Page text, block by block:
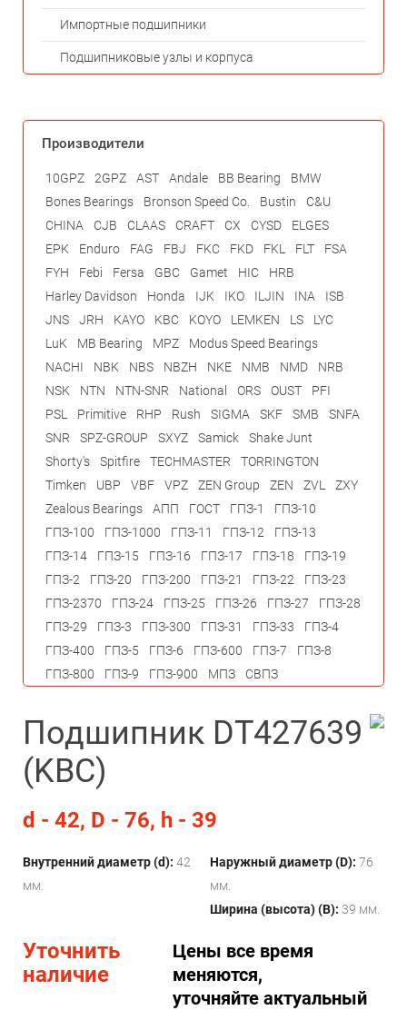
Подшипник DT427639
(KBC)
d - 42, D - 76, h - 39
Внутренний диаметр (d): 42
мм.
Наружный диаметр (D): 76
мм.
Ширина (высота) (B): 39 мм.
Уточнить
наличие
Цены все время
меняются,
уточняйте актуальный
Импортные подшипники
Подшипниковые узлы и корпуса
Производители
10GPZ 2GPZ AST Andale BB Bearing
BMW
Bones Bearings
Bronson Speed Co. Bustin
C&U
CHINA
CJB CLAAS CRAFT CX CYSD
ELGES
EPK
Enduro FAG FBJ FKC FKD FKL FLT
FSA
FYH
Febi Fersa GBC Gamet HIC
HRB
Harley Davidson
Honda IJK IKO ILJIN INA
ISB
JNS
JRH KAYO KBC KOYO LEMKEN LS
LYC
LuK
MB Bearing MPZ
Modus Speed Bearings
NACHI
NBK NBS NBZH NKE NMB NMD
NRB
NSK
NTN NTN-SNR National ORS OUST
PFI
PSL
Primitive RHP Rush SIGMA SKF SMB
SNFA
SNR
SPZ-GROUP SXYZ Samick
Shake Junt
Shorty's
Spitfire TECHMASTER
TORRINGTON
Timken
UBP VBF VPZ ZEN Group ZEN ZVL
ZXY
Zealous Bearings
АПП ГОСТ ГПЗ-1
ГПЗ-10
ГПЗ-100
ГПЗ-1000 ГПЗ-11 ГПЗ-12
ГПЗ-13
ГПЗ-14
ГПЗ-15 ГПЗ-16 ГПЗ-17 ГПЗ-18
ГПЗ-19
ГПЗ-2
ГПЗ-20 ГПЗ-200 ГПЗ-21 ГПЗ-22
ГПЗ-23
ГПЗ-2370
ГПЗ-24 ГПЗ-25 ГПЗ-26 ГПЗ-27
ГПЗ-28
ГПЗ-29
ГПЗ-3 ГПЗ-300 ГПЗ-31 ГПЗ-33
ГПЗ-4
ГПЗ-400
ГПЗ-5 ГПЗ-6 ГПЗ-600 ГПЗ-7
ГПЗ-8
ГПЗ-800
ГПЗ-9 ГПЗ-900 МПЗ СВПЗ